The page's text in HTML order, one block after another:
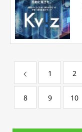
1 2
8 9 10